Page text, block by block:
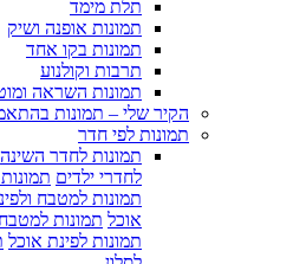
תלת מימד
תמונות אופנה ושיק
תמונות בקו אחד
תרבות וקולנוע
תמונות השראה
הקיר שלי – תמונות
תמונות לפי חדר
תמונות לחדר השינה
לחדרי ילדים
תמונות למטבח
אוכל תמונות
תמונות לפינת אוכל